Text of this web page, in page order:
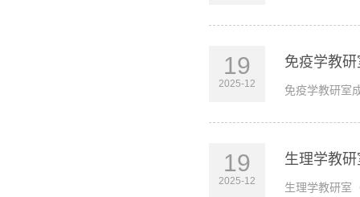
19
2025-12
免疫学教
免疫学教研室
19
2025-12
生理学教
生理学教研室